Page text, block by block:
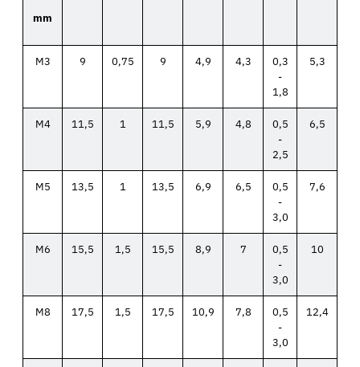
mm
M3 9 0,75 9 4,9 4,3
0,3
-
1,8
5,3
M4 11,5 1 11,5 5,9 4,8
0,5
-
2,5
6,5
M5 13,5 1 13,5 6,9 6,5
0,5
-
3,0
7,6
M6 15,5 1,5 15,5 8,9 7
0,5
-
3,0
10
M8 17,5 1,5 17,5 10,9 7,8
0,5
-
3,0
12,4